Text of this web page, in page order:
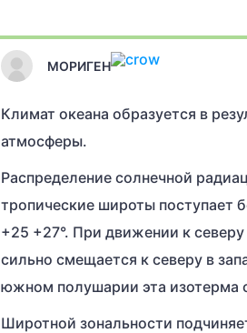
МОРИГЕН
Климат океана образуется в
атмосферы.
Распределение солнечной
тропические широты поступает
+25 +27°. При движении к
сильно смещается к северу в
южном полушарии эта изотерма
Широтной зональности